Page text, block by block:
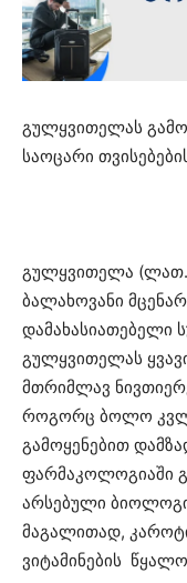
გულყვითელას
საოცარი
გულყვითელა (ლათ.
ბალახოვანი
დამახასიათებელი
გულყვითელას
მთრიმლავ
როგორც ბოლო
გამოყენებით
ფარმაკოლოგიაში
არსებული
მაგალითად,
ვიტამინების